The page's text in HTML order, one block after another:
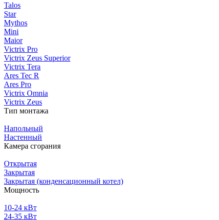
Talos
Star
Mythos
Mini
Maior
Victrix Pro
Victrix Zeus Superior
Victrix Tera
Ares Tec R
Ares Pro
Victrix Omnia
Victrix Zeus
Тип монтажа
Напольный
Настенный
Камера сгорания
Открытая
Закрытая
Закрытая (конденсационный котел)
Мощность
10-24 кВт
24-35 кВт